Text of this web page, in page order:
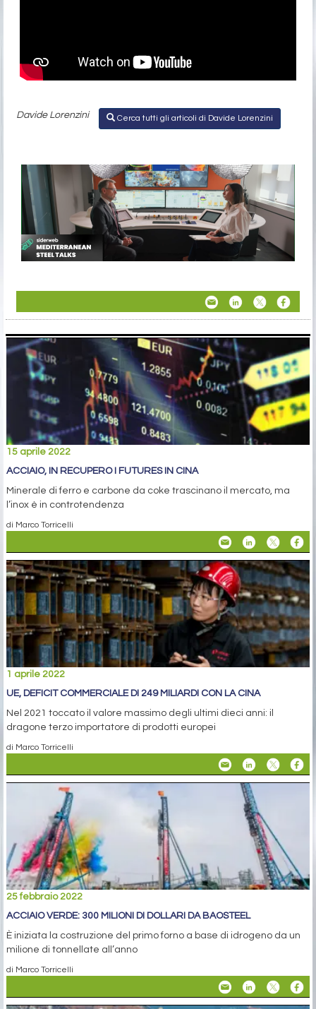
Davide Lorenzini Cerca tutti gli articoli di Davide Lorenzini
15 aprile 2022
ACCIAIO, IN RECUPERO I FUTURES IN CINA
Minerale di ferro e carbone da coke trascinano il mercato, ma
l’inox è in controtendenza
di Marco Torricelli
1 aprile 2022
UE, DEFICIT COMMERCIALE DI 249 MILIARDI CON LA CINA
Nel 2021 toccato il valore massimo degli ultimi dieci anni: il
dragone terzo importatore di prodotti europei
di Marco Torricelli
25 febbraio 2022
ACCIAIO VERDE: 300 MILIONI DI DOLLARI DA BAOSTEEL
È iniziata la costruzione del primo forno a base di idrogeno da un
milione di tonnellate all’anno
di Marco Torricelli